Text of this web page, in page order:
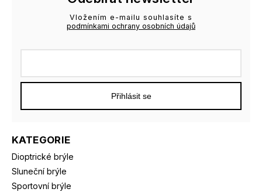
KATEGORIE
Dioptrické brýle
Sluneční brýle
Sportovní brýle
Vložením e-mailu souhlasíte s
podmínkami ochrany osobních údajů
Přihlásit se